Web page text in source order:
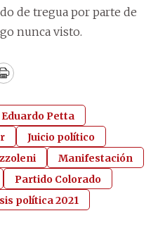
de tregua por parte de
nunca visto.
Print
Eduardo Petta
Juicio político
Manifestación
Partido Colorado
política 2021